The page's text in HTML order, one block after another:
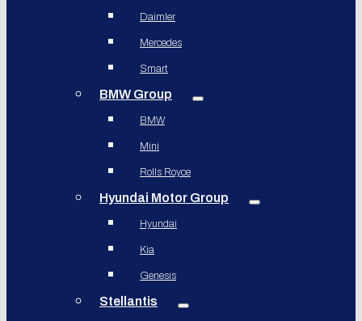
Daimler
Mercedes
Smart
BMW Group
BMW
Mini
Rolls Royce
Hyundai Motor Group
Hyundai
Kia
Genesis
Stellantis